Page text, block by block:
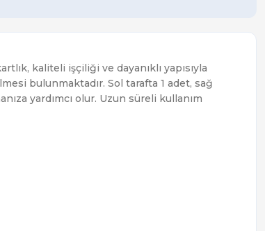
kaliteli işçiliği ve dayanıklı yapısıyla
bulunmaktadır. Sol tarafta 1 adet, sağ
yardımcı olur. Uzun süreli kullanım